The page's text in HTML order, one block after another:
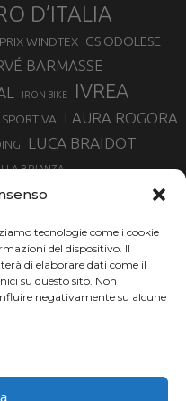
tecnologie come i cookie
del dispositivo. Il
di elaborare dati come il
su questo sito. Non
negativamente su alcune
D’ITALIA
WINDTEX GS ODOLESE
BARMASSE
IRON BIKE IVREA
LAURA ROGORA
LUCA BRAIDOT
BRIANZA
FONTANA
MATTEO TRENTIN MIKE FELDERER
NINO SCHURTER
PROMENADO BIKE